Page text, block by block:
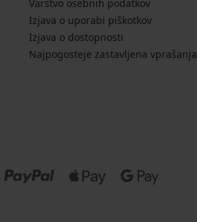
Varstvo osebnih podatkov
Izjava o uporabi piškotkov
Izjava o dostopnosti
Najpogosteje zastavljena vprašanja